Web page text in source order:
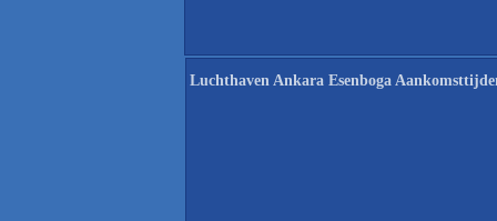
Luchthaven Ankara Esenboga